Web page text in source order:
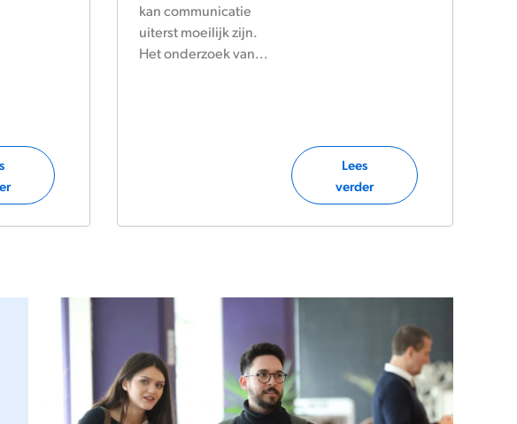
kan communicatie
uiterst moeilijk zijn.
Het onderzoek van...
Lees
verder